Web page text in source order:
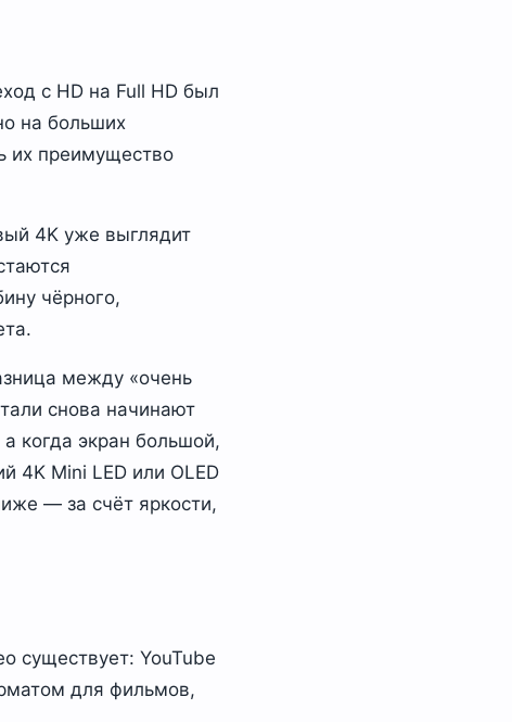
с HD на Full HD был
на больших
их преимущество
4K уже выглядит
чёрного,
между «очень
снова начинают
когда экран большой,
4K Mini LED или OLED
— за счёт яркости,
существует: YouTube
для фильмов,